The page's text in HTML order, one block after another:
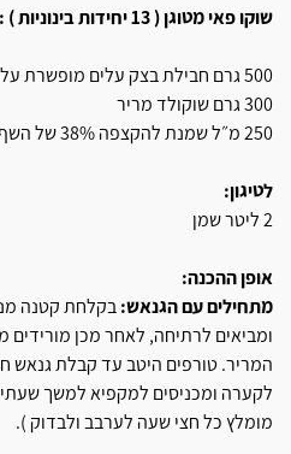
שוקו פאי מטוגן ( 13 יחידות בינוניות ) :
500 גרם חבילת בצק עלים מופשרת על פי הוראות היצרן
300 גרם שוקולד מריר
250 מ״ל שמנת להקצפה 38% של השף הלבן
לטיגון:
2 ליטר שמן
אופן ההכנה:
מתחילים עם הגנאש: בקלחת קטנה
ומביאים לרתיחה, לאחר מכן
המריר. טורפים היטב עד קבלת גנאש
לקערה ומכניסים למקפיא למשך
מומלץ כל חצי שעה לערבב ולבדוק ).